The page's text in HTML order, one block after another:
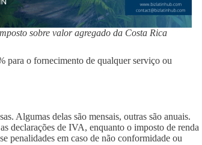
sobre valor agregado da Costa Rica
para o fornecimento de qualquer serviço ou
Algumas delas são mensais, outras são anuais.
declarações de IVA, enquanto o imposto de renda
penalidades em caso de não conformidade ou